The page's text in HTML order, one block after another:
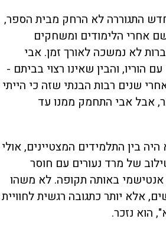
התגוררה לא הרחק מבית הספר,
אחרי הלימודים ומשחקים
לא נמשכה לאורך זמן. אבי
הוריו, והבין שאינו רצוי בביתם -
שנים רבות הבנתי שזה כי הייתי
אבל אבי התחמק ממנו עד
בין התלמידים המצטיינים, אולי
של מרד נעורים עם חוסר
אנטישמי באותה תקופה. לא משהו
אלא יותר כתגובה רגשית לחוויית
הוא נזכר.